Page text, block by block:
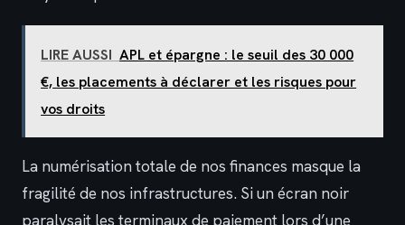
LIRE AUSSI APL et épargne : le seuil des 30 000
€, les placements à déclarer et les risques pour
vos droits
La numérisation totale de nos finances masque la
fragilité de nos infrastructures. Si un écran noir
paralysait les terminaux de paiement lors d’une